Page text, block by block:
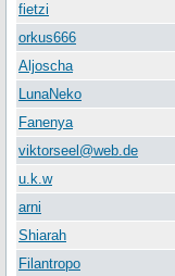
fietzi
orkus666
Aljoscha
LunaNeko
Fanenya
viktorseel@web.de
u.k.w
arni
Shiarah
Filantropo